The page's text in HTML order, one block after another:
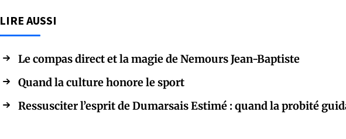
LIRE AUSSI
Le compas direct et la magie de Nemours Jean-Baptiste
Quand la culture honore le sport
Ressusciter l’esprit de Dumarsais Estimé : quand la probité